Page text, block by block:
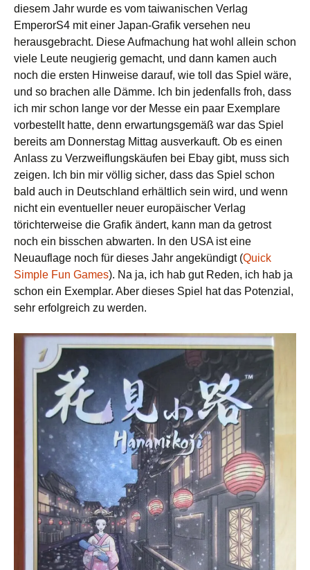
diesem Jahr wurde es vom taiwanischen Verlag
EmperorS4 mit einer Japan-Grafik versehen neu
herausgebracht. Diese Aufmachung hat wohl allein schon
viele Leute neugierig gemacht, und dann kamen auch
noch die ersten Hinweise darauf, wie toll das Spiel wäre,
und so brachen alle Dämme. Ich bin jedenfalls froh, dass
ich mir schon lange vor der Messe ein paar Exemplare
vorbestellt hatte, denn erwartungsgemäß war das Spiel
bereits am Donnerstag Mittag ausverkauft. Ob es einen
Anlass zu Verzweiflungskäufen bei Ebay gibt, muss sich
zeigen. Ich bin mir völlig sicher, dass das Spiel schon
bald auch in Deutschland erhältlich sein wird, und wenn
nicht ein eventueller neuer europäischer Verlag
törichterweise die Grafik ändert, kann man da getrost
noch ein bisschen abwarten. In den USA ist eine
Neuauflage noch für dieses Jahr angekündigt (Quick
Simple Fun Games). Na ja, ich hab gut Reden, ich hab ja
schon ein Exemplar. Aber dieses Spiel hat das Potenzial,
sehr erfolgreich zu werden.